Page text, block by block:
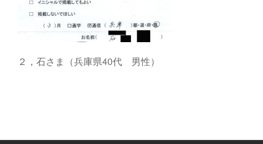
２，石さま（兵庫県40代 男性）